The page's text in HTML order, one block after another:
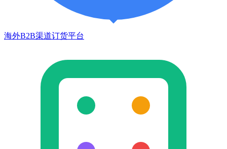
海外B2B渠道订货平台